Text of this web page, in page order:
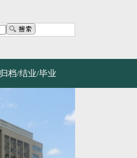
归档/结业/毕业